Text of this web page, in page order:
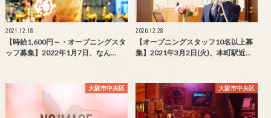
2021.12.18
【時給1,600円～・オープニングスタ
ッフ募集】2022年1月7日、なん…
2020.12.28
【オープニングスタッフ10名以上募
集】2021年3月2日(火)、本町駅近…
大阪市中央区 大阪市中央区